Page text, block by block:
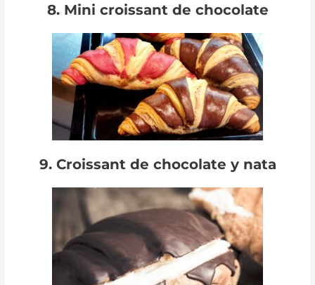
8. Mini croissant de chocolate
9. Croissant de chocolate y nata